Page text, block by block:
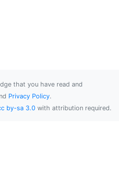
that you have read and
Privacy Policy.
by-sa 3.0 with attribution required.